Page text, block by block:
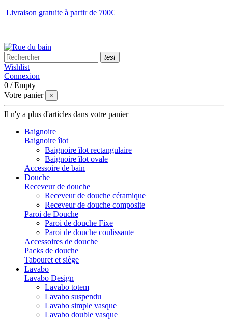
Livraison gratuite à partir de 700€
test
Wishlist
Connexion
0 /Empty
Votre panier
×
Il n'y a plus d'articles dans votre panier
Baignoire
Baignoire îlot
Baignoire îlot rectangulaire
Baignoire îlot ovale
Accessoire de bain
Douche
Receveur de douche
Receveur de douche céramique
Receveur de douche composite
Paroi de Douche
Paroi de douche Fixe
Paroi de douche coulissante
Accessoires de douche
Packs de douche
Tabouret et siège
Lavabo
Lavabo Design
Lavabo totem
Lavabo suspendu
Lavabo simple vasque
Lavabo double vasque